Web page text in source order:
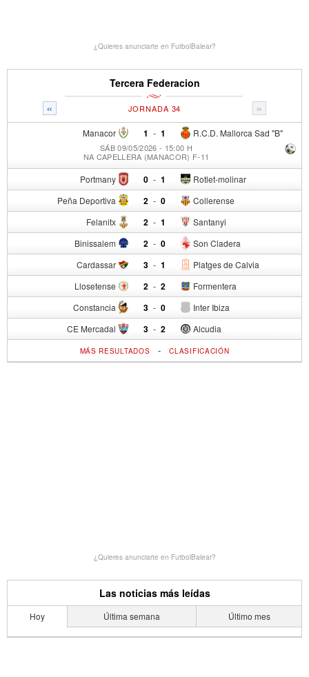
¿Quieres anunciarte en FutbolBalear?
Tercera Federacion
« »
JORNADA 34
Manacor 1 - R.C.D. Mallorca Sad "B"
1
SÁB 09/05/2026 - 15:00 H
NA CAPELLERA (MANACOR) F-11
Portmany 0 - Rotlet-molinar
1
Peña Deportiva 2 - Collerense
0
Felanitx 2 - Santanyi
1
Binissalem 2 - Son Cladera
0
Cardassar 3 - Platges de Calvia
1
Llosetense 2 - Formentera
2
Constancia 3 - Inter Ibiza
0
CE Mercadal 3 - Alcudia
2
MÁS RESULTADOS -CLASIFICACIÓN
¿Quieres anunciarte en FutbolBalear?
Las noticias más leídas
Hoy Última semana Último mes